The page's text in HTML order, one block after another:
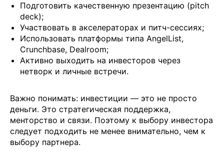
Подготовить качественную презентацию (pitch
deck);
Участвовать в акселераторах и питч-сессиях;
Использовать платформы типа AngelList,
Crunchbase, Dealroom;
Активно выходить на инвесторов через
нетворк и личные встречи.
Важно понимать: инвестиции — это не просто
деньги. Это стратегическая поддержка,
менторство и связи. Поэтому к выбору инвестора
следует подходить не менее внимательно, чем к
выбору партнера.